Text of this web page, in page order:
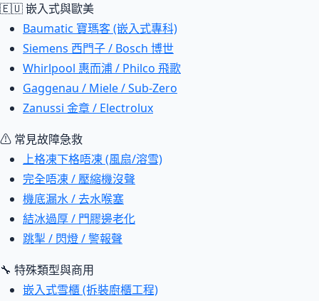
🇪🇺 嵌入式與歐美
Baumatic 寶瑪客 (嵌入式專科)
Siemens 西門子 / Bosch 博世
Whirlpool 惠而浦 / Philco 飛歌
Gaggenau / Miele / Sub-Zero
Zanussi 金章 / Electrolux
⚠ 常見故障急救
上格凍下格唔凍 (風扇/溶雪)
完全唔凍 / 壓縮機沒聲
機底漏水 / 去水喉塞
結冰過厚 / 門膠邊老化
跳掣 / 閃燈 / 警報聲
🔧 特殊類型與商用
嵌入式雪櫃 (拆裝廚櫃工程)